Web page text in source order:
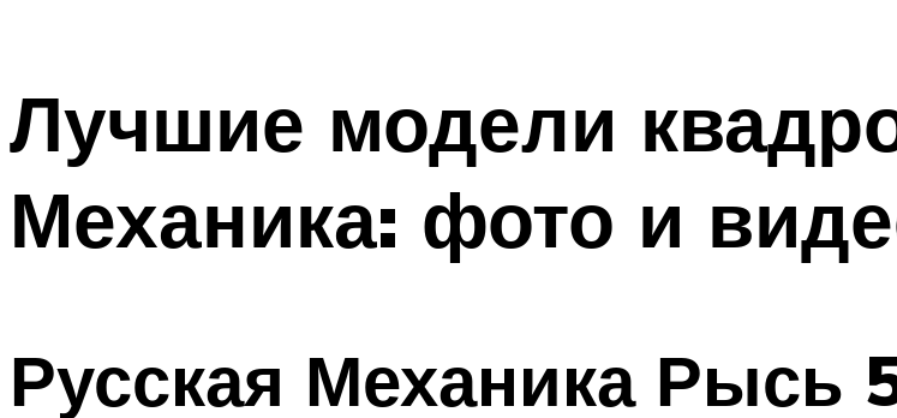
Лучшие модели
Механика: фото и
Русская Механика Рысь